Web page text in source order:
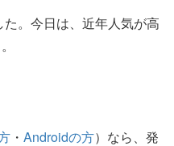
た。今日は、近年人気が高
・ Androidの方）なら、発